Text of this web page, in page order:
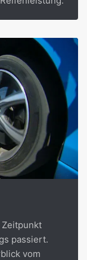
Zeitpunkt
passiert.
vom